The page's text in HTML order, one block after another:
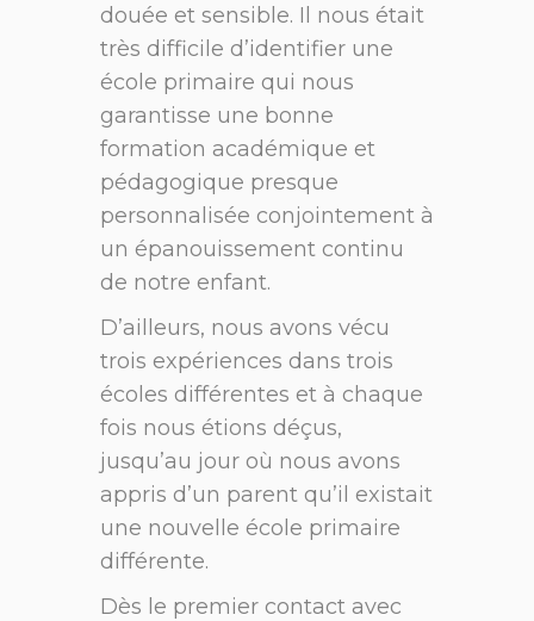
douée et sensible. Il nous était
très difficile d’identifier une
école primaire qui nous
garantisse une bonne
formation académique et
pédagogique presque
personnalisée conjointement à
un épanouissement continu
de notre enfant.
D’ailleurs, nous avons vécu
trois expériences dans trois
écoles différentes et à chaque
fois nous étions déçus,
jusqu’au jour où nous avons
appris d’un parent qu’il existait
une nouvelle école primaire
différente.
Dès le premier contact avec